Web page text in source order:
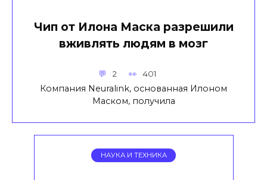
Чип от Илона Маска разрешили
вживлять людям в мозг
2 401
Компания Neuralink, основанная Илоном
Маском, получила
НАУКА И ТЕХНИКА